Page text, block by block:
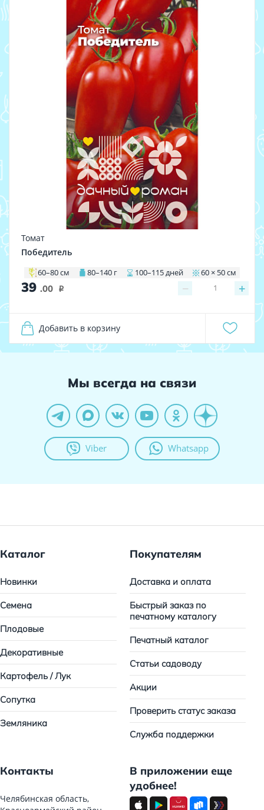
Томат
Победитель
60–80 см 80–140 г 100–115 дней 60 × 50 см
39 .00 i − +
1
Добавить в корзину
Мы всегда на связи
Viber Whatsapp
Каталог
Новинки
Семена
Плодовые
Декоративные
Картофель / Лук
Сопутка
Земляника
Покупателям
Доставка и оплата
Быстрый заказ по
печатному каталогу
Печатный каталог
Статьи садоводу
Акции
Проверить статус заказа
Служба поддержки
Контакты
Челябинская область,
В приложении еще
удобнее!